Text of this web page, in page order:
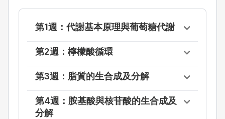
第1週：代謝基本原理與葡萄糖代謝
第2週：檸檬酸循環
第3週：脂質的生合成及分解
第4週：胺基酸與核苷酸的生合成及
分解